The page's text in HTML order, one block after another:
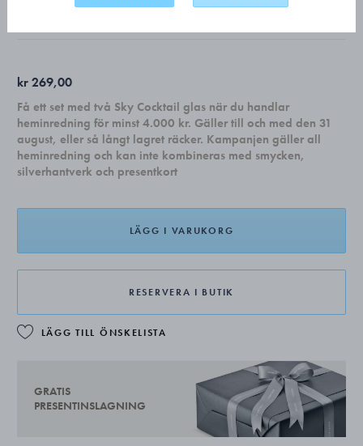
kr 269,00
Få ett set med två Sky Cocktail glas när du handlar
heminredning för minst 4.000 kr. Gäller till och med den 31
august, eller så långt lagret räcker. Kampanjen gäller all
heminredning och kan inte kombineras med smycken,
silverhantverk och presentkort
LÄGG I VARUKORG
RESERVERA I BUTIK
LÄGG TILL ÖNSKELISTA
GRATIS
PRESENTINSLAGNING